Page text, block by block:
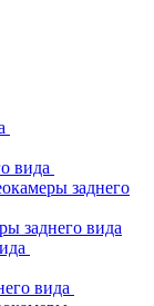
вида
заднего
заднего вида
вида